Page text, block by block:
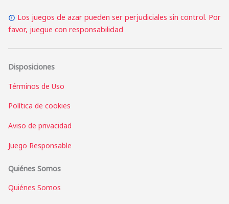
Los juegos de azar pueden ser perjudiciales sin control. Por
favor, juegue con responsabilidad
Disposiciones
Términos de Uso
Política de cookies
Aviso de privacidad
Juego Responsable
Quiénes Somos
Quiénes Somos